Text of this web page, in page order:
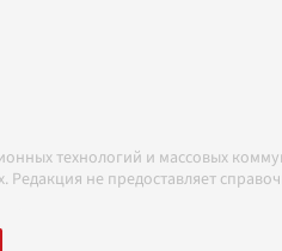
технологий и массовых
Редакция не предоставляет